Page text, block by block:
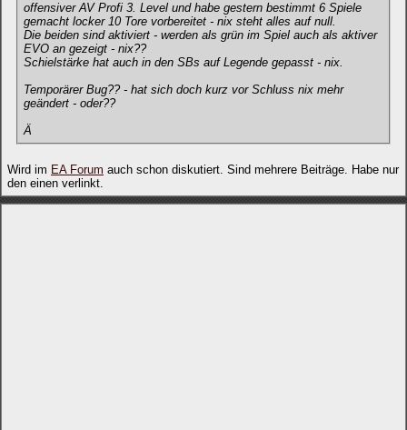
offensiver AV Profi 3. Level und habe gestern bestimmt 6 Spiele
gemacht locker 10 Tore vorbereitet - nix steht alles auf null.
Die beiden sind aktiviert - werden als grün im Spiel auch als aktiver
EVO an gezeigt - nix??
Schielstärke hat auch in den SBs auf Legende gepasst - nix.
Temporärer Bug?? - hat sich doch kurz vor Schluss nix mehr
geändert - oder??
Ä
Wird im EA Forum auch schon diskutiert. Sind mehrere Beiträge. Habe nur
den einen verlinkt.